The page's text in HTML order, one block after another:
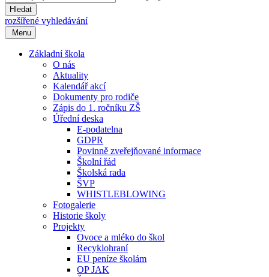
Hledat
rozšířené vyhledávání
Menu
Základní škola
O nás
Aktuality
Kalendář akcí
Dokumenty pro rodiče
Zápis do 1. ročníku ZŠ
Úřední deska
E-podatelna
GDPR
Povinně zveřejňované informace
Školní řád
Školská rada
ŠVP
WHISTLEBLOWING
Fotogalerie
Historie školy
Projekty
Ovoce a mléko do škol
Recyklohraní
EU peníze školám
OP JAK